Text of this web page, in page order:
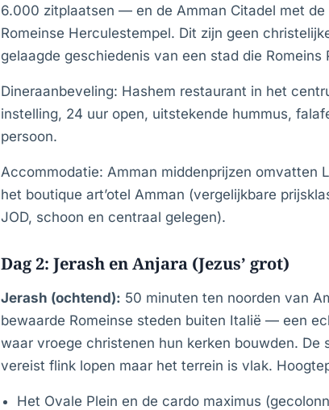
6.000 zitplaatsen — en de Amman Citadel met
Romeinse Herculestempel. Dit zijn geen
gelaagde geschiedenis van een stad die
Dineraanbeveling: Hashem restaurant in het
instelling, 24 uur open, uitstekende hummus,
persoon.
Accommodatie: Amman middenprijzen omvatten
het boutique art’otel Amman (vergelijkbare
JOD, schoon en centraal gelegen).
Dag 2: Jerash en Anjara (Jezus’ grot)
Jerash (ochtend): 50 minuten ten noorden van
bewaarde Romeinse steden buiten Italië — een
waar vroege christenen hun kerken bouwden.
vereist flink lopen maar het terrein is vlak.
Het Ovale Plein en de cardo maximus